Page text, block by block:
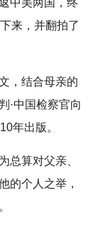
中美两国，终
来，并翻拍了
，结合母亲的
·中国检察官向
年出版。
总算对父亲、
的个人之举，